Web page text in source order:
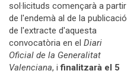
sol·licituds començarà a partir
de l'endemà al de la publicació
de l'extracte d'aquesta
convocatòria en el Diari
Oficial de la Generalitat
Valenciana, ifinalitzarà el 5